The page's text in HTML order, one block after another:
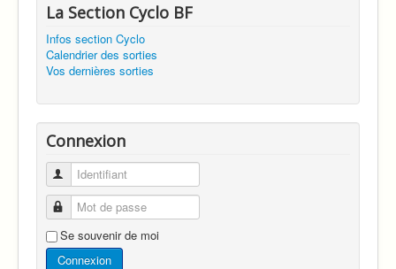
La Section Cyclo BF
Infos section Cyclo
Calendrier des sorties
Vos dernières sorties
Connexion
Identifiant
Mot de passe
Se souvenir de moi
Connexion